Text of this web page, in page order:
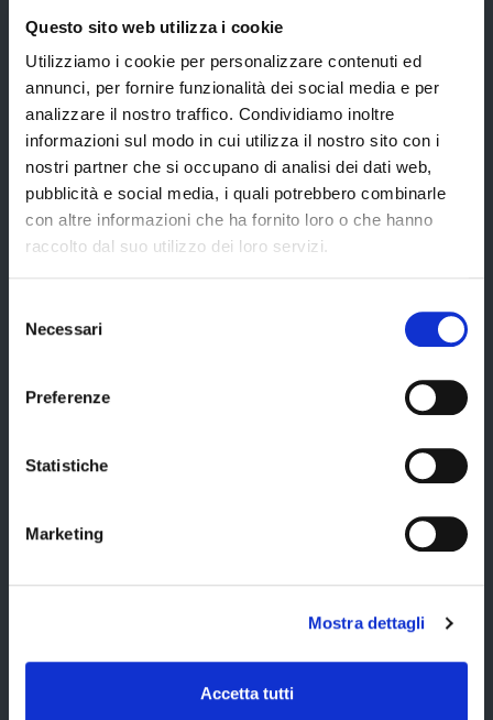
Questo sito web utilizza i cookie
Utilizziamo i cookie per personalizzare contenuti ed
annunci, per fornire funzionalità dei social media e per
analizzare il nostro traffico. Condividiamo inoltre
informazioni sul modo in cui utilizza il nostro sito con i
nostri partner che si occupano di analisi dei dati web,
pubblicità e social media, i quali potrebbero combinarle
con altre informazioni che ha fornito loro o che hanno
raccolto dal suo utilizzo dei loro servizi.
delNecessari
Preferenze
Statistiche
Marketing
Mostra dettagli
Accetta tutti
Provincia di Modena
Amministrazione
Elezioni Provinciali del 29/09/2024
Elezioni provinciali – Archivio
Certificazione di qualità